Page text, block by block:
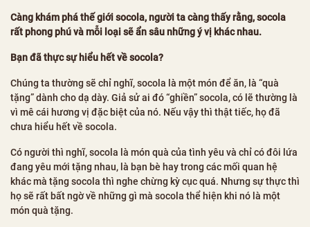
Càng khám phá thế giới socola, người ta càng thấy rằng, socola
rất phong phú và mỗi loại sẽ ẩn sâu những ý vị khác nhau.
Bạn đã thực sự hiểu hết về socola?
Chúng ta thường sẽ chỉ nghĩ, socola là một món để ăn, là “quà
tặng” dành cho dạ dày. Giả sử ai đó “ghiền” socola, có lẽ thường là
vì mê cái hương vị đặc biệt của nó. Nếu vậy thì thật tiếc, họ đã
chưa hiểu hết về socola.
Có người thì nghĩ, socola là món quà của tình yêu và chỉ có đôi lứa
đang yêu mới tặng nhau, là bạn bè hay trong các mối quan hệ
khác mà tặng socola thì nghe chừng kỳ cục quá. Nhưng sự thực thì
họ sẽ rất bất ngờ về những gì mà socola thể hiện khi nó là một
món quà tặng.